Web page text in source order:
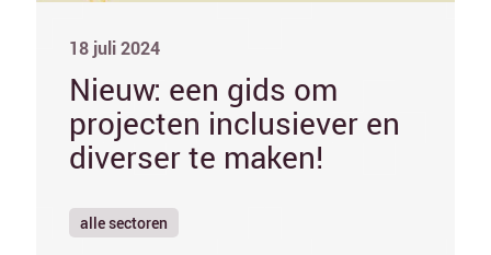
18 juli 2024
Nieuw: een gids om
projecten inclusiever en
diverser te maken!
alle sectoren